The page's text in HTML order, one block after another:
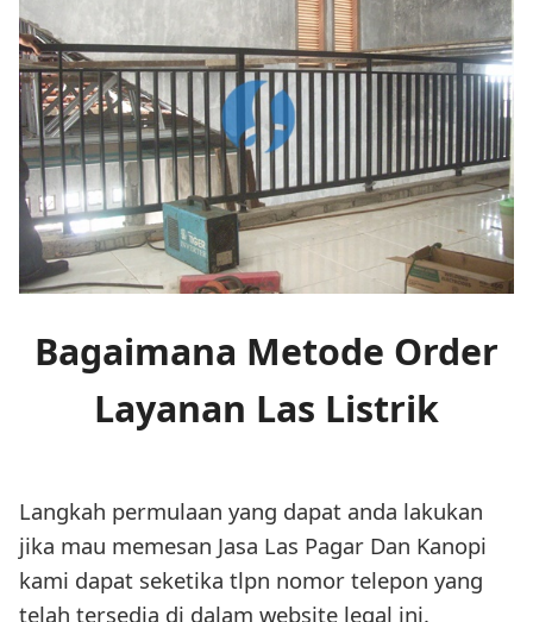
Bagaimana Metode Order
Layanan Las Listrik
Langkah permulaan yang dapat anda lakukan
jika mau memesan Jasa Las Pagar Dan Kanopi
kami dapat seketika tlpn nomor telepon yang
telah tersedia di dalam website legal ini.